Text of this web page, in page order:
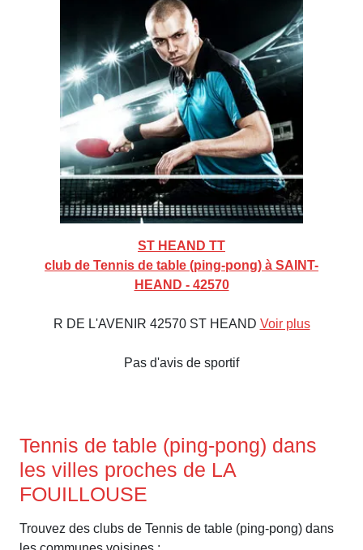
ST HEAND TT
club de Tennis de table (ping-pong) à SAINT-
HEAND - 42570
R DE L'AVENIR 42570 ST HEAND Voir plus
Pas d'avis de sportif
Tennis de table (ping-pong) dans
les villes proches de LA
FOUILLOUSE
Trouvez des clubs de Tennis de table (ping-pong) dans